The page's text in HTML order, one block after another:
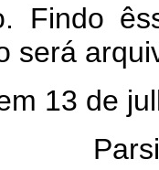
Findo
será
13 de